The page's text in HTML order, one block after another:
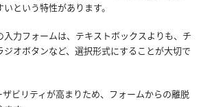
という特性があります。
入力フォームは、テキストボックスよりも、チ
ジオボタンなど、選択形式にすることが大切で
ザビリティが高まりため、フォームからの離脱